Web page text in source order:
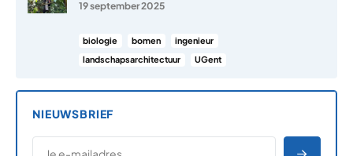
19 september 2025
biologie bomen
ingenieur
landschapsarchitectuur
UGent
NIEUWSBRIEF
E-MAILADRES
*